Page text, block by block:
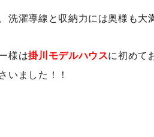
洗濯導線と収納力には奥様も
様は掛川モデルハウスに初めて
いました！！